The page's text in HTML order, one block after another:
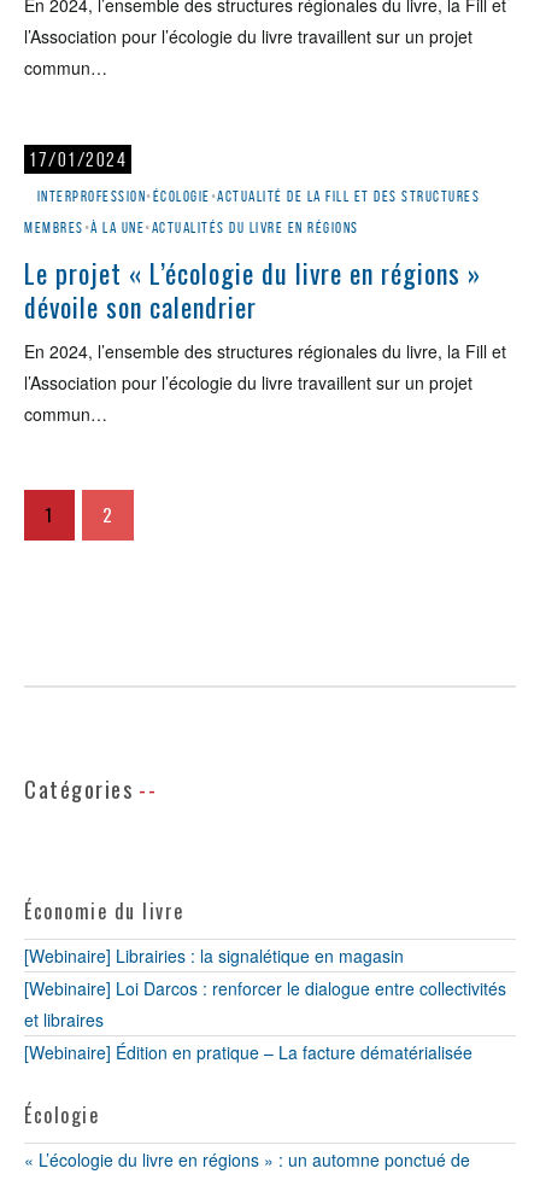
En 2024, l’ensemble des structures régionales du livre, la Fill et
l’Association pour l’écologie du livre travaillent sur un projet
commun…
17/01/2024
Interprofession•Écologie •Actualité de la Fill et des structures
membres •À la une•Actualités du livre en régions
Le projet « L’écologie du livre en régions »
dévoile son calendrier
En 2024, l’ensemble des structures régionales du livre, la Fill et
l’Association pour l’écologie du livre travaillent sur un projet
commun…
1 2
Catégories
Économie du livre
[Webinaire] Librairies : la signalétique en magasin
[Webinaire] Loi Darcos : renforcer le dialogue entre collectivités
et libraires
[Webinaire] Édition en pratique – La facture dématérialisée
Écologie
« L’écologie du livre en régions » : un automne ponctué de